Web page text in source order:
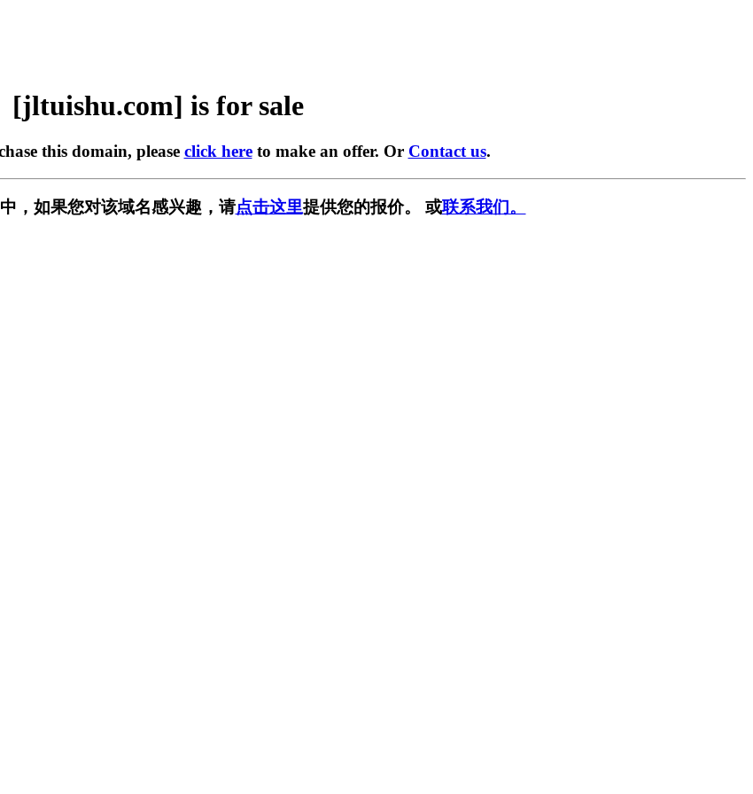
[jltuishu.com] is for sale
this domain, please click hereto make an offer. Or Contact us.
，如果您对该域名感兴趣，请点击这里提供您的报价。 或联系我们。